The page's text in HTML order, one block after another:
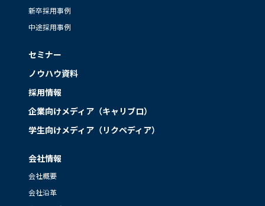
新卒採用事例
中途採用事例
セミナー
ノウハウ資料
採用情報
企業向けメディア（キャリブロ）
学生向けメディア（リクペディア）
会社情報
会社概要
会社沿革